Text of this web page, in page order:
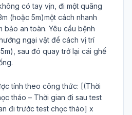
có tay vịn, đi một quãng
(hoặc 5m)một cách nhanh
bảo an toàn. Yêu cầu bệnh
ngại vật để cách vị trí
sau đó quay trở lại cái ghế
tính theo công thức: [(Thời
tháo – Thời gian đi sau test
đi trước test chọc tháo] x